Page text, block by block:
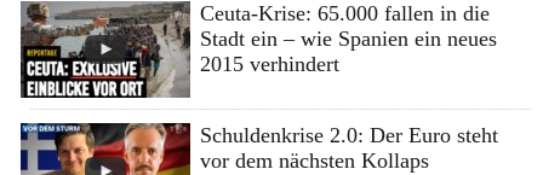
Ceuta-Krise: 65.000 fallen in die
Stadt ein – wie Spanien ein neues
2015 verhindert
Schuldenkrise 2.0: Der Euro steht
vor dem nächsten Kollaps